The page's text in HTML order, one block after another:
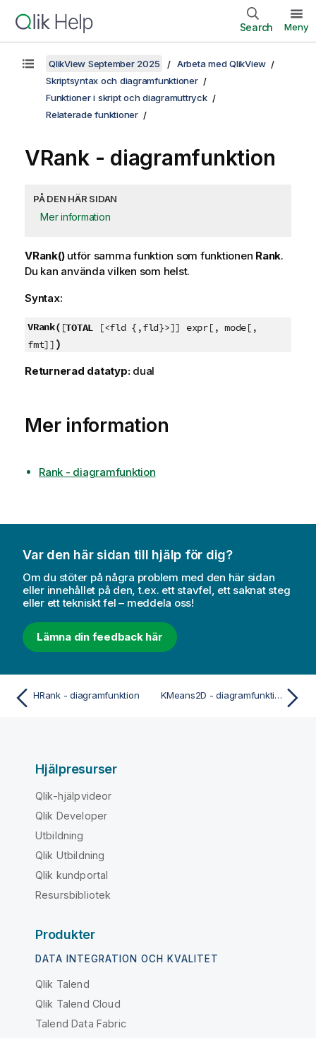
Search Meny
QlikView September 2025
Arbeta med QlikView
Skriptsyntax och diagramfunktioner
Funktioner i skript och diagramuttryck
Relaterade funktioner
VRank- diagramfunktion
PÅ DEN HÄR SIDAN
Mer information
VRank()utför samma funktion som funktionen Rank.
Du kan använda vilken som helst.
Syntax:
VRank( [TOTAL [<fld {,fld}>]] expr[, mode[,
fmt]] )
Returnerad datatyp: dual
Mer information
Rank - diagramfunktion
Var den här sidan till hjälp för dig?
Om du stöter på några problem med den här sidan
eller innehållet på den, t.ex. ett stavfel, ett saknat steg
eller ett tekniskt fel – meddela oss!
Lämna din feedback här
HRank - diagramfunktion KMeans2D - diagramfunktion
Hjälpresurser
Qlik-hjälpvideor
Qlik Developer
Utbildning
Qlik Utbildning
Qlik kundportal
Resursbibliotek
Produkter
DATA INTEGRATION OCH KVALITET
Qlik Talend
Qlik Talend Cloud
Talend Data Fabric